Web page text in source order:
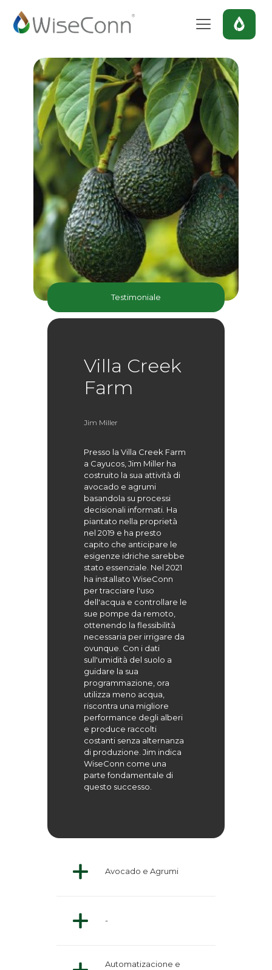
Testimoniale
Villa Creek
Farm
Jim Miller
Presso la Villa Creek Farm
a Cayucos, Jim Miller ha
costruito la sua attività di
avocado e agrumi
basandola su processi
decisionali informati. Ha
piantato nella proprietà
nel 2019 e ha presto
capito che anticipare le
esigenze idriche sarebbe
stato essenziale. Nel 2021
ha installato WiseConn
per tracciare l'uso
dell'acqua e controllare le
sue pompe da remoto,
ottenendo la flessibilità
necessaria per irrigare da
ovunque. Con i dati
sull'umidità del suolo a
guidare la sua
programmazione, ora
utilizza meno acqua,
riscontra una migliore
performance degli alberi
e produce raccolti
costanti senza alternanza
di produzione. Jim indica
WiseConn come una
parte fondamentale di
questo successo.
Avocado e Agrumi
-
Automatizacione e